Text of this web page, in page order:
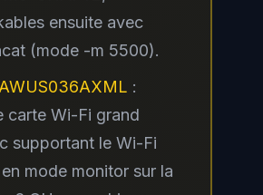
ensuite avec
(mode -m 5500).
:
carte Wi-Fi grand
supportant le Wi-Fi
mode monitor sur la